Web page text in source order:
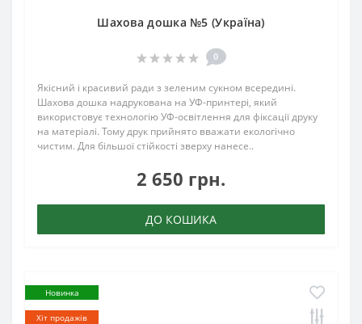
Шахова дошка №5 (Україна)
0
Якісний і красивий ради з зеленим сукном всередині.
Шахова дошка надрукована на УФ-принтері, який
використовує технологію УФ-освітлення для фіксації друку
на матеріалі. Тому друк прийнято вважати екологічно
чистим. Для більшої стійкості зверху нанесе..
2 650 грн.
ДО КОШИКА
Новинка
Хіт продажів